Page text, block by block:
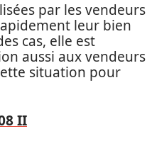
par les vendeurs
leur bien
cas, elle est
aussi aux vendeurs
situation pour
II